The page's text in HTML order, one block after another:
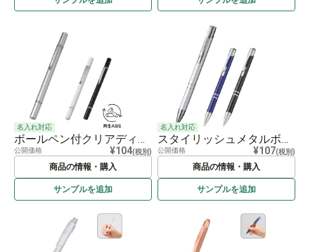
名入れ対応
ボールペン付クリアディスク型タッチペン（再生ABS）
公開価格 ¥104(税別)
商品の情報・購入
サンプルを追加
名入れ対応
スタイリッシュメタルボールペン（レーザーマーキング）
公開価格 ¥107(税別)
商品の情報・購入
サンプルを追加